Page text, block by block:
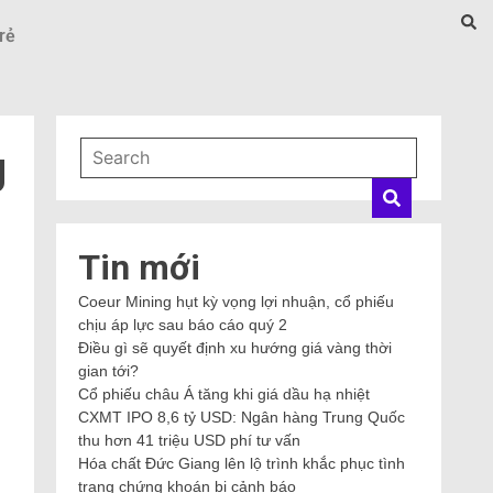
Tin mới
Coeur Mining hụt kỳ vọng lợi nhuận, cổ phiếu
chịu áp lực sau báo cáo quý 2
Điều gì sẽ quyết định xu hướng giá vàng thời
gian tới?
Cổ phiếu châu Á tăng khi giá dầu hạ nhiệt
CXMT IPO 8,6 tỷ USD: Ngân hàng Trung Quốc
thu hơn 41 triệu USD phí tư vấn
Hóa chất Đức Giang lên lộ trình khắc phục tình
trạng chứng khoán bị cảnh báo